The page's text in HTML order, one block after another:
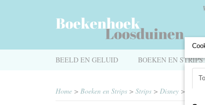
BEELD EN GELUID BOEKEN EN STRIPS
Home > Boeken en Strips > Strips > Disney >